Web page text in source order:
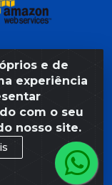
e de
experiência
com o seu
nosso site.
Rua da Praia,
550 -